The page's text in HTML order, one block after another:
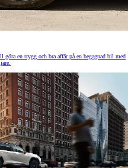
en trygg och bra affär på en begagnad bil med